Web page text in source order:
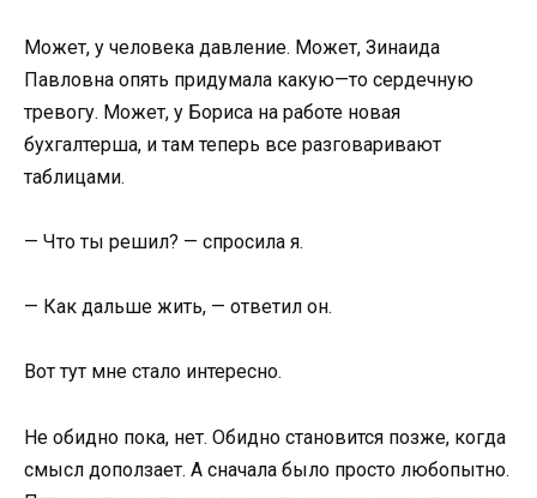
Может, у человека давление. Может, Зинаида
Павловна опять придумала какую—то сердечную
тревогу. Может, у Бориса на работе новая
бухгалтерша, и там теперь все разговаривают
таблицами.
— Что ты решил? — спросила я.
— Как дальше жить, — ответил он.
Вот тут мне стало интересно.
Не обидно пока, нет. Обидно становится позже, когда
смысл доползает. А сначала было просто любопытно.